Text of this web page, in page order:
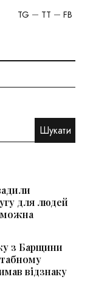
FB
TT
TG
для людей
можна
з Барщини
відзнаку